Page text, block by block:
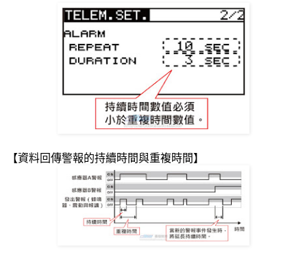
【資料回傳警報的持續時間與重複時間】